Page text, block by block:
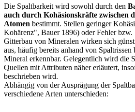
Die Spaltbarkeit wird sowohl durch den
auch durch Kohäsionskräfte zwischen
Atomen bestimmt. Stellen geringer
Kohärenz", Bauer 1896) oder Fehler bzw.
Gitterbau von Mineralen wirken sich
aus, häufig bereits anhand von
Mineral erkennbar. Gelegentlich wird die
Quellen mit Attributen näher erläutert,
beschrieben wird.
Abhängig von der Ausprägung der
verschiedene Arten unterschieden: